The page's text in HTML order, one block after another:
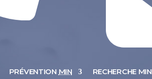
PRÉVENTION MIN RECHERCHE MIN